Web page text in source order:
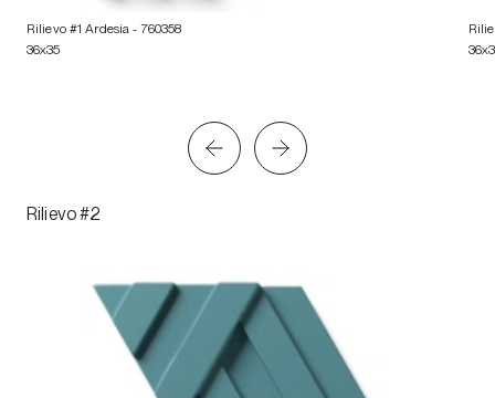
Rilievo #1 Ardesia - 760358
36x35
Rilievo #2